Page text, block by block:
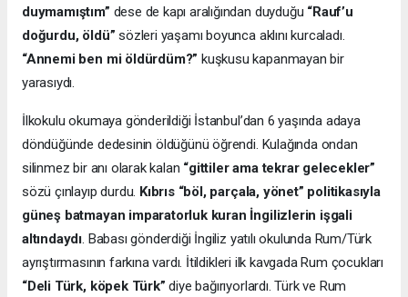
duymamıştım” dese de kapı aralığından duyduğu “Rauf’u
doğurdu, öldü” sözleri yaşamı boyunca aklını kurcaladı.
“Annemi ben mi öldürdüm?”kuşkusu kapanmayan bir
yarasıydı.
İlkokulu okumaya gönderildiği İstanbul’dan 6 yaşında adaya
döndüğünde dedesinin öldüğünü öğrendi. Kulağında ondan
silinmez bir anı olarak kalan “gittiler ama tekrar gelecekler”
sözü çınlayıp durdu. Kıbrıs “böl, parçala, yönet” politikasıyla
güneş batmayan imparatorluk kuran İngilizlerin işgali
altındaydı. Babası gönderdiği İngiliz yatılı okulunda Rum/Türk
ayrıştırmasının farkına vardı. İtildikleri ilk kavgada Rum çocukları
“Deli Türk, köpek Türk” diye bağırıyorlardı. Türk ve Rum